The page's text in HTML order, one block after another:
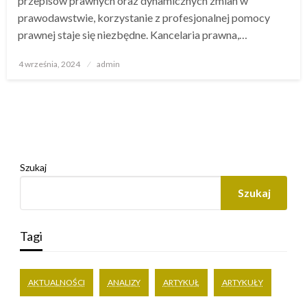
prawodawstwie, korzystanie z profesjonalnej pomocy
prawnej staje się niezbędne. Kancelaria prawna,…
Opublikowane
4 września, 2024 admin
Szukaj
Szukaj
Tagi
AKTUALNOŚCI ANALIZY ARTYKUŁ ARTYKUŁY